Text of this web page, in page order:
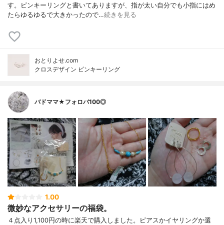
す。ピンキーリングと書いてありますが、指が太い自分でも小指にはめ
たらゆるゆるで大きかったので…続きを見る
おとりよせ.com
クロスデザイン ピンキーリング
バドママ★フォロバ100◎
1.00
微妙なアクセサリーの福袋。
４点入り1,100円の時に楽天で購入しました。ピアスかイヤリングか選